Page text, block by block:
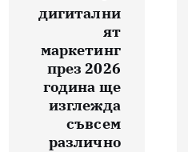
дигитални
ят
маркетинг
през 2026
година ще
изглежда
съвсем
различно